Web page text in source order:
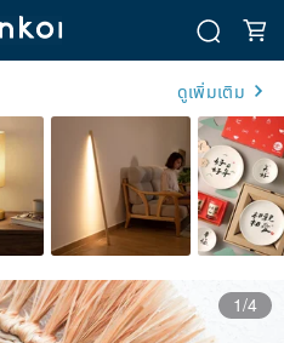
ดูเพิ่มเติม
1/4